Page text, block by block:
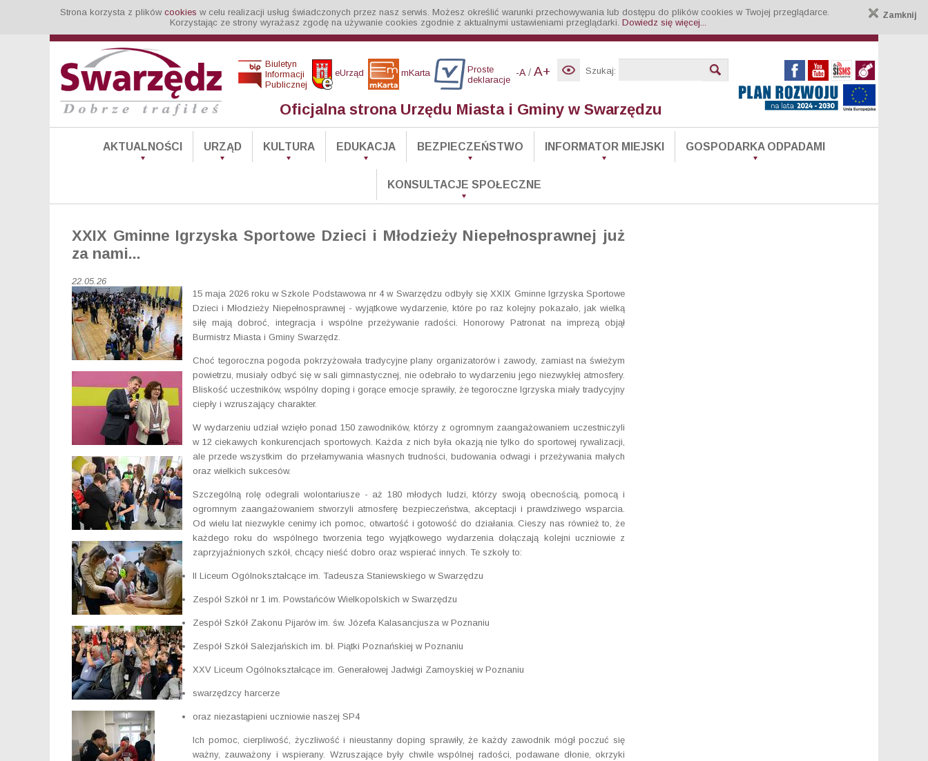
Strona korzysta z plików cookies w celu realizacji usług świadczonych przez nasz serwis. Możesz określić warunki przechowywania lub dostępu do plików cookies w Twojej przeglądarce. Zamknij
Korzystając ze strony wyrażasz zgodę na używanie cookies zgodnie z aktualnymi ustawieniami przeglądarki. Dowiedz się więcej...
Biuletyn
Informacji
Publicznej
eUrząd mKarta
Proste
deklaracje
-A / A+ Szukaj:
Oficjalna strona Urzędu Miasta i Gminy w Swarzędzu
AKTUALNOŚCI URZĄD KULTURA EDUKACJA BEZPIECZEŃSTWO INFORMATOR MIEJSKI GOSPODARKA ODPADAMI
KONSULTACJE SPOŁECZNE
XXIX Gminne Igrzyska Sportowe Dzieci i Młodzieży Niepełnosprawnej już
za nami...
22.05.26
15 maja 2026 roku w Szkole Podstawowa nr 4 w Swarzędzu odbyły się XXIX Gminne Igrzyska Sportowe
Dzieci i Młodzieży Niepełnosprawnej - wyjątkowe wydarzenie, które po raz kolejny pokazało, jak wielką
siłę mają dobroć, integracja i wspólne przeżywanie radości. Honorowy Patronat na imprezą objął
Burmistrz Miasta i Gminy Swarzędz.
Choć tegoroczna pogoda pokrzyżowała tradycyjne plany organizatorów i zawody, zamiast na świeżym
powietrzu, musiały odbyć się w sali gimnastycznej, nie odebrało to wydarzeniu jego niezwykłej atmosfery.
Bliskość uczestników, wspólny doping i gorące emocje sprawiły, że tegoroczne Igrzyska miały tradycyjny
ciepły i wzruszający charakter.
W wydarzeniu udział wzięło ponad 150 zawodników, którzy z ogromnym zaangażowaniem uczestniczyli
w 12 ciekawych konkurencjach sportowych. Każda z nich była okazją nie tylko do sportowej rywalizacji,
ale przede wszystkim do przełamywania własnych trudności, budowania odwagi i przeżywania małych
oraz wielkich sukcesów.
Szczególną rolę odegrali wolontariusze - aż 180 młodych ludzi, którzy swoją obecnością, pomocą i
ogromnym zaangażowaniem stworzyli atmosferę bezpieczeństwa, akceptacji i prawdziwego wsparcia.
Od wielu lat niezwykle cenimy ich pomoc, otwartość i gotowość do działania. Cieszy nas również to, że
każdego roku do wspólnego tworzenia tego wyjątkowego wydarzenia dołączają kolejni uczniowie z
zaprzyjaźnionych szkół, chcący nieść dobro oraz wspierać innych. Te szkoły to:
II Liceum Ogólnokształcące im. Tadeusza Staniewskiego w Swarzędzu
Zespół Szkół nr 1 im. Powstańców Wielkopolskich w Swarzędzu
Zespół Szkół Zakonu Pijarów im. św. Józefa Kalasancjusza w Poznaniu
Zespół Szkół Salezjańskich im. bł. Piątki Poznańskiej w Poznaniu
XXV Liceum Ogólnokształcące im. Generałowej Jadwigi Zamoyskiej w Poznaniu
swarzędzcy harcerze
oraz niezastąpieni uczniowie naszej SP4
Ich pomoc, cierpliwość, życzliwość i nieustanny doping sprawiły, że każdy zawodnik mógł poczuć się
ważny, zauważony i wspierany. Wzruszające były chwile wspólnej radości, podawane dłonie, okrzyki